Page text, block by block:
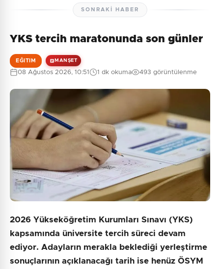
SONRAKI HABER
YKS tercih maratonunda son günler
EĞITIM MANŞET
08 Ağustos 2026, 10:51 1 dk okuma 493 görüntülenme
2026 Yükseköğretim Kurumları Sınavı (YKS)
kapsamında üniversite tercih süreci devam
ediyor. Adayların merakla beklediği yerleştirme
sonuçlarının açıklanacağı tarih ise henüz ÖSYM